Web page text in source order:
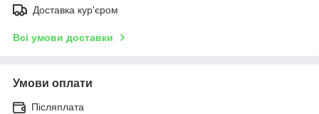
Доставка кур'єром
Всі умови доставки
Умови оплати
Післяплата